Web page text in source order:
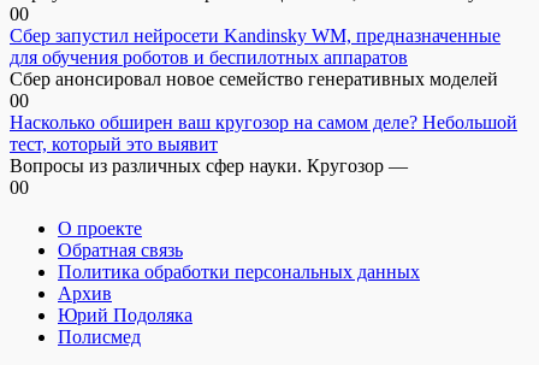
00
Сбер запустил нейросети Kandinsky WM, предназначенные
для обучения роботов и беспилотных аппаратов
Сбер анонсировал новое семейство генеративных моделей
00
Насколько обширен ваш кругозор на самом деле? Небольшой
тест, который это выявит
Вопросы из различных сфер науки. Кругозор —
00
О проекте
Обратная связь
Политика обработки персональных данных
Архив
Юрий Подоляка
Полисмед